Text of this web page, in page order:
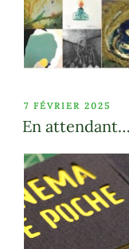
PUBLIÉ
LE
7 FÉVRIER 2025
En attendant…